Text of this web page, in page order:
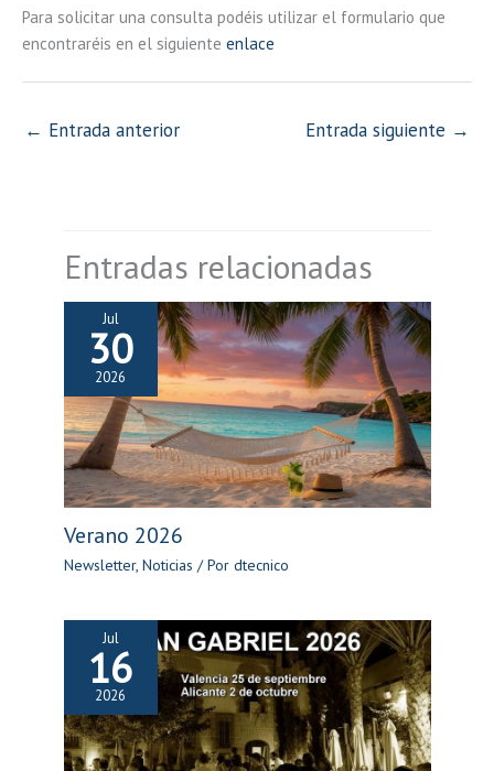
Para solicitar una consulta podéis utilizar el formulario que
encontraréis en el siguiente enlace
← Entrada anterior Entrada siguiente →
Entradas relacionadas
Jul
30
2026
Verano 2026
Newsletter, Noticias / Por dtecnico
Jul
16
2026